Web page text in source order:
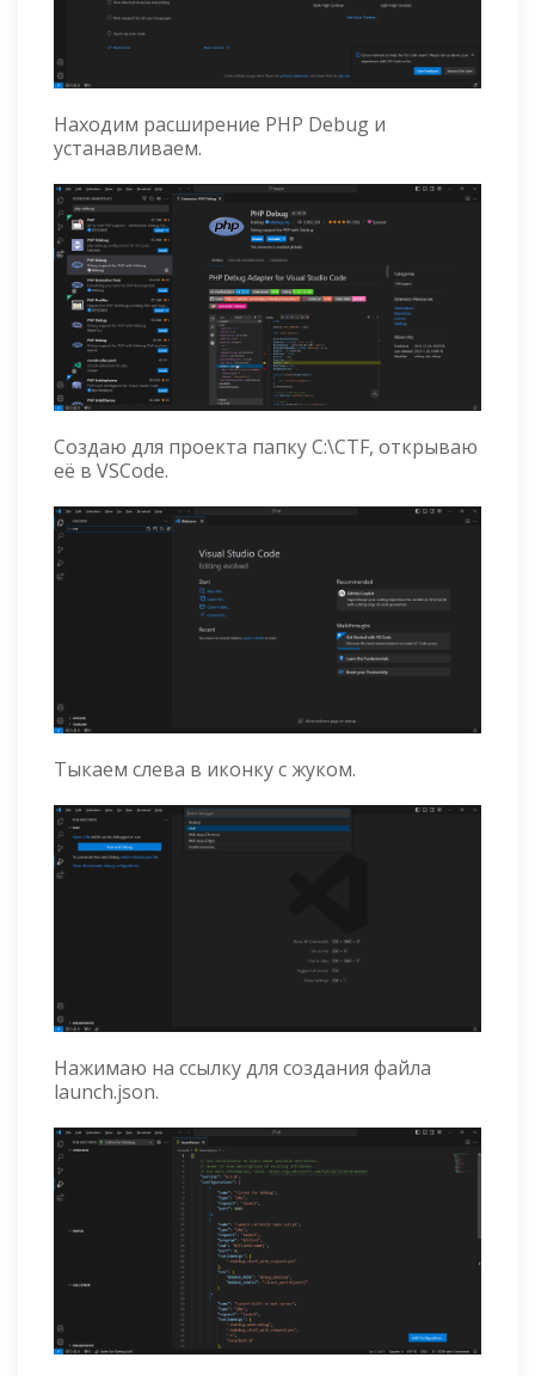
Находим расширение PHP Debug и
устанавливаем.
Создаю для проекта папку C:\CTF, открываю
её в VSCode.
Тыкаем слева в иконку с жуком.
Нажимаю на ссылку для создания файла
launch.json.